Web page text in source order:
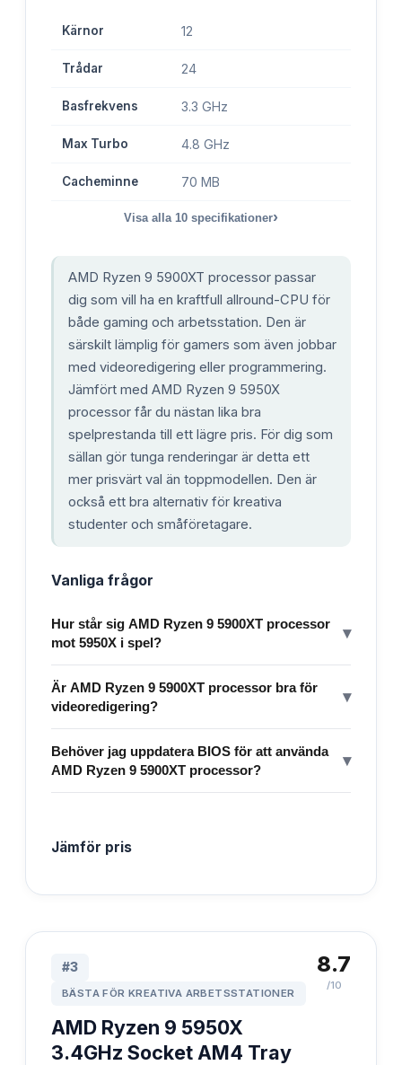
Kärnor 12
Trådar 24
Basfrekvens 3.3 GHz
Max Turbo 4.8 GHz
Cacheminne 70 MB
Visa alla 10 specifikationer›
AMD Ryzen 9 5900XT processor passar
dig som vill ha en kraftfull allround-CPU för
både gaming och arbetsstation. Den är
särskilt lämplig för gamers som även jobbar
med videoredigering eller programmering.
Jämfört med AMD Ryzen 9 5950X
processor får du nästan lika bra
spelprestanda till ett lägre pris. För dig som
sällan gör tunga renderingar är detta ett
mer prisvärt val än toppmodellen. Den är
också ett bra alternativ för kreativa
studenter och småföretagare.
Vanliga frågor
Hur står sig AMD Ryzen 9 5900XT processor
mot 5950X i spel?
▾
Är AMD Ryzen 9 5900XT processor bra för
videoredigering?
▾
Behöver jag uppdatera BIOS för att använda
AMD Ryzen 9 5900XT processor?
▾
Jämför pris
#3
BÄSTA FÖR KREATIVA ARBETSSTATIONER
AMD Ryzen 9 5950X
3.4GHz Socket AM4 Tray
8.7
/10